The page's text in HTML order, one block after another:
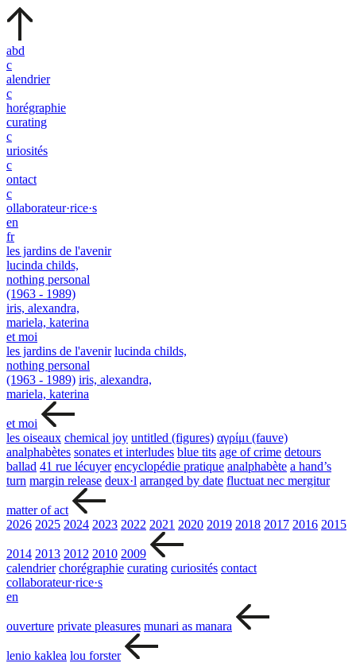
abd
c
alendrier
c
horégraphie
curating
c
uriosités
c
ontact
c
ollaborateur·rice·s
en
fr
les jardins de l'avenir
lucinda childs,
nothing personal
(1963 - 1989)
iris, alexandra,
mariela, katerina
et moi
les jardins de l'avenir lucinda childs,
nothing personal
(1963 - 1989) iris, alexandra,
mariela, katerina
et moi
les oiseaux chemical joy untitled (figures) αγρίμι (fauve)
analphabètes sonates et interludes blue tits age of crime detours
ballad 41 rue lécuyer encyclopédie pratique analphabète a hand’s
turn margin release deux·l arranged by date fluctuat nec mergitur
matter of act
2026 2025 2024 2023 2022 2021 2020 2019 2018 2017 2016 2015
2014 2013 2012 2010 2009
calendrier chorégraphie curating curiosités contact
collaborateur·rice·s
en
ouverture private pleasures munari as manara
lenio kaklea lou forster